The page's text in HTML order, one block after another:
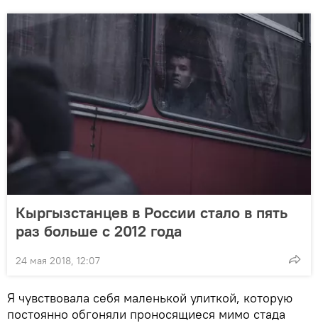
Кыргызстанцев в России стало в пять
раз больше с 2012 года
24 мая 2018, 12:07
Я чувствовала себя маленькой улиткой, которую
постоянно обгоняли проносящиеся мимо стада